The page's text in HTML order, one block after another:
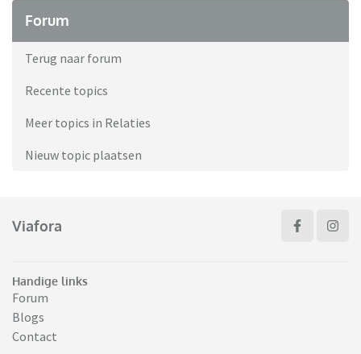
Forum
Terug naar forum
Recente topics
Meer topics in Relaties
Nieuw topic plaatsen
Viafora
Handige links
Forum
Blogs
Contact